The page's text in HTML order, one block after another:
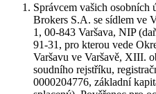
Správcem vašich
Brokers S.A. se sídlem ve
1, 00-843 Varšava, NIP
91-31, pro kterou vede
Varšavu ve Varšavě, XIII.
soudního rejstříku,
0000204776, základní